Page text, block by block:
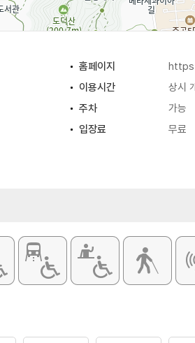
홈페이지
이용시간
상시
주차
가능
입장료 무료